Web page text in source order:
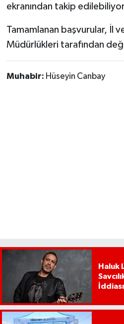
ekranından takip
Tamamlanan başvurular, İl
Müdürlükleri tarafından
Muhabir: Hüseyin Canbay
Haluk
İddiası